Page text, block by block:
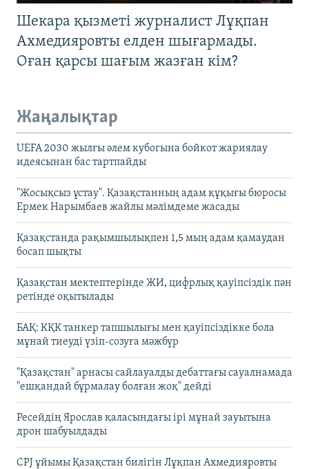
Шекара қызметі журналист Лұқпан
Ахмедияровты елден шығармады.
Оған қарсы шағым жазған кім?
Жаңалықтар
UEFA 2030 жылғы әлем кубогына бойкот жариялау
идеясынан бас тартпайды
"Жосықсыз ұстау". Қазақстанның адам құқығы бюросы
Ермек Нарымбаев жайлы мәлімдеме жасады
Қазақстанда рақымшылықпен 1,5 мың адам қамаудан
босап шықты
Қазақстан мектептерінде ЖИ, цифрлық қауіпсіздік пән
ретінде оқытылады
БАҚ: КҚК танкер тапшылығы мен қауіпсіздікке бола
мұнай тиеуді үзіп-созуға мәжбүр
"Қазақстан" арнасы сайлауалды дебаттағы сауалнамада
"ешқандай бұрмалау болған жоқ" дейді
Ресейдің Ярослав қаласындағы ірі мұнай зауытына
дрон шабуылдады
CPJ ұйымы Қазақстан билігін Лұқпан Ахмедияровты